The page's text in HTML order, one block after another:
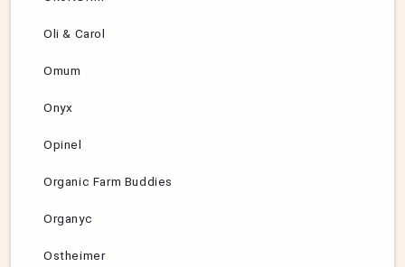
Oli & Carol
Omum
Onyx
Opinel
Organic Farm Buddies
Organyc
Ostheimer